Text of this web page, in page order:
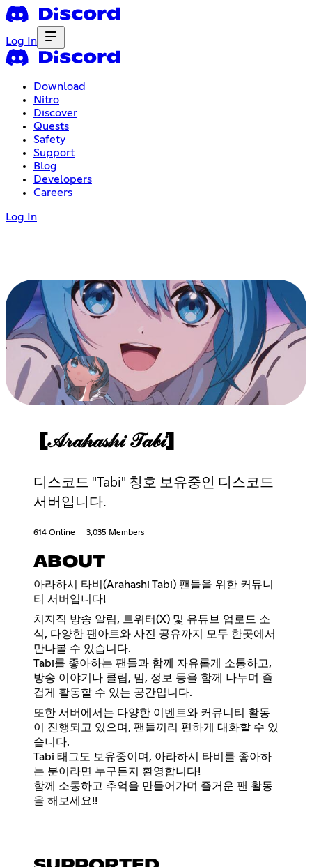
Log In
Download
Nitro
Discover
Quests
Safety
Support
Blog
Developers
Careers
Log In
[𝒜𝓇𝒶𝒽𝒶𝓈𝒽𝒾 𝒯𝒶𝒷𝒾]
디스코드 "Tabi" 칭호 보유중인 디스코드
서버입니다.
614 Online 3,035 Members
ABOUT
아라하시 타비(Arahashi Tabi) 팬들을 위한 커뮤니
티 서버입니다!
치지직 방송 알림, 트위터(X) 및 유튜브 업로드 소
식, 다양한 팬아트와 사진 공유까지 모두 한곳에서
만나볼 수 있습니다.
Tabi를 좋아하는 팬들과 함께 자유롭게 소통하고,
방송 이야기나 클립, 밈, 정보 등을 함께 나누며 즐
겁게 활동할 수 있는 공간입니다.
또한 서버에서는 다양한 이벤트와 커뮤니티 활동
이 진행되고 있으며, 팬들끼리 편하게 대화할 수 있
습니다.
Tabi 태그도 보유중이며, 아라하시 타비를 좋아하
는 분이라면 누구든지 환영합니다!
함께 소통하고 추억을 만들어가며 즐거운 팬 활동
을 해보세요!!